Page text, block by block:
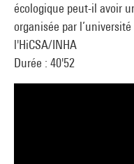
écologique peut-il avoir
organisée par
l'HiCSA/INHA
Durée : 40'52